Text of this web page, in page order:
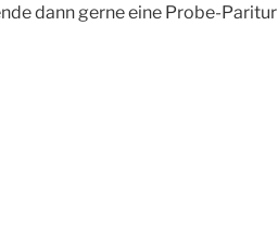
dann gerne eine Probe-Paritur